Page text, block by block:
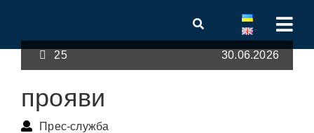
25 30.06.2026
прояви
Прес-служба